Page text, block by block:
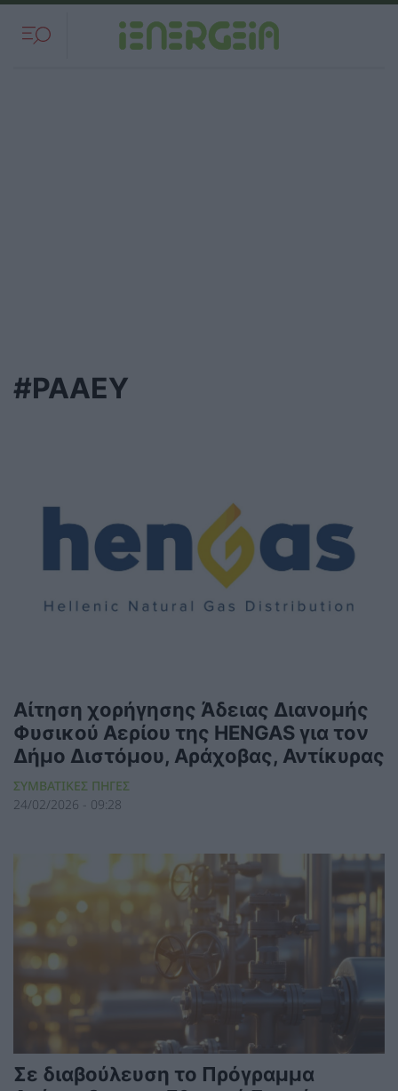
#ΡΑΑΕΥ
Αίτηση χορήγησης Άδειας Διανομής
Φυσικού Αερίου της HENGAS για τον
Δήμο Διστόμου, Αράχοβας, Αντίκυρας
ΣΥΜΒΑΤΙΚΕΣ ΠΗΓΕΣ
24/02/2026 - 09:28
Σε διαβούλευση το Πρόγραμμα